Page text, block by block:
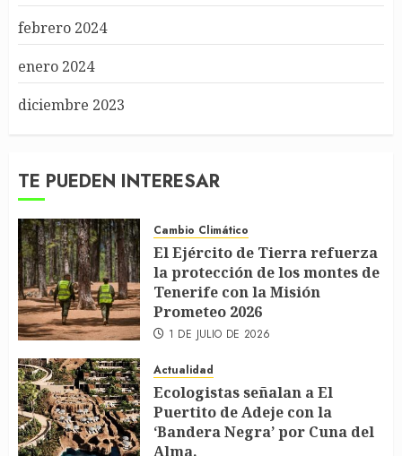
febrero 2024
enero 2024
diciembre 2023
TE PUEDEN INTERESAR
Cambio Climático
El Ejército de Tierra refuerza
la protección de los montes de
Tenerife con la Misión
Prometeo 2026
1 DE JULIO DE 2026
Actualidad
Ecologistas señalan a El
Puertito de Adeje con la
‘Bandera Negra’ por Cuna del
Alma.